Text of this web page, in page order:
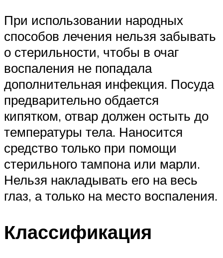
При использовании народных
способов лечения нельзя забывать
о стерильности, чтобы в очаг
воспаления не попадала
дополнительная инфекция. Посуда
предварительно обдается
кипятком, отвар должен остыть до
температуры тела. Наносится
средство только при помощи
стерильного тампона или марли.
Нельзя накладывать его на весь
глаз, а только на место воспаления.
Классификация